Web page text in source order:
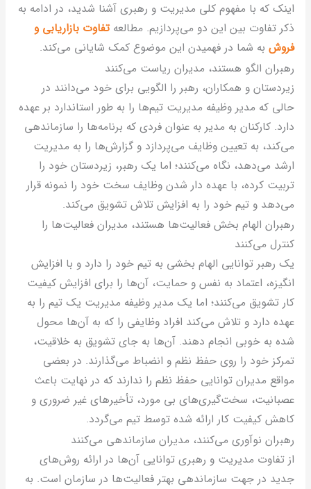
که با مفهوم کلی مدیریت و رهبری آشنا شدید، در ادامه به
تفاوت بین این دو می‌پردازیم. مطالعهتفاوت بازاریابی و
به شما در فهمیدن این موضوع کمک شایانی می‌کند.
الگو هستند، مدیران ریاست می‌کنند
و همکاران، رهبر را الگویی برای خود می‌دانند در
که مدیر وظیفه مدیریت تیم‌ها را به طور استاندارد بر عهده
کارکنان به مدیر به عنوان فردی که برنامه‌ها را سازماندهی
به تعیین وظایف می‌پردازد و گزارش‌ها را به مدیریت
می‌دهد، نگاه می‌کنند؛ اما یک رهبر، زیردستان خود را
کرده، با عهده دار شدن وظایف سخت خود را نمونه قرار
و تیم خود را به افزایش تلاش تشویق می‌کند.
الهام بخش فعالیت‌ها هستند، مدیران فعالیت‌ها را
می‌کنند
رهبر توانایی الهام بخشی به تیم خود را دارد و با افزایش
اعتماد به نفس و حمایت، آن‌ها را برای افزایش کیفیت
تشویق می‌کنند؛ اما یک مدیر وظیفه مدیریت یک تیم را به
دارد و تلاش می‌کند افراد وظایفی را که به آن‌ها محول
به خوبی انجام دهند. آن‌ها به جای تشویق به خلاقیت،
خود را روی حفظ نظم و انضباط می‌گذارند. در بعضی
مدیران توانایی حفظ نظم را ندارند که در نهایت باعث
سخت‌گیری‌های بی مورد، تأخیر‌های غیر ضروری و
کیفیت کار ارائه شده توسط تیم می‌گردد.
نوآوری می‌کنند، مدیران سازماندهی می‌کنند
تفاوت مدیریت و رهبری توانایی آن‌ها در ارائه روش‌های
در جهت سازماندهی بهتر فعالیت‌ها در سازمان است. به